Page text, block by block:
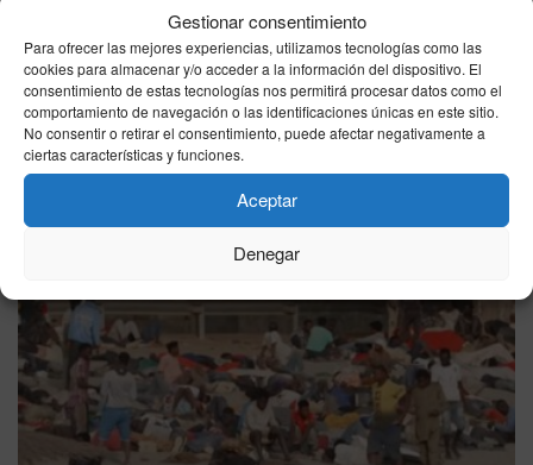
Gestionar consentimiento
Para ofrecer las mejores experiencias, utilizamos tecnologías como las
cookies para almacenar y/o acceder a la información del dispositivo. El
consentimiento de estas tecnologías nos permitirá procesar datos como el
comportamiento de navegación o las identificaciones únicas en este sitio.
No consentir o retirar el consentimiento, puede afectar negativamente a
ciertas características y funciones.
Aceptar
Denegar
VER MÁS
Última hora